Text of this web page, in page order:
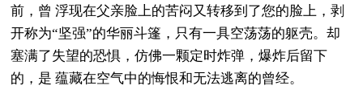
前，曾 浮现在父亲脸上的苦闷又转移到了您的脸上，剥
开称为“坚强”的华丽斗篷，只有一具空荡荡的躯壳。却
塞满了失望的恐惧，仿佛一颗定时炸弹，爆炸后留下
的，是 蕴藏在空气中的悔恨和无法逃离的曾经。